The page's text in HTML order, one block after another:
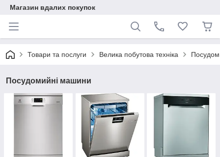
Магазин вдалих покупок
Товари та послуги Велика побутова техніка
Посудомийні машини